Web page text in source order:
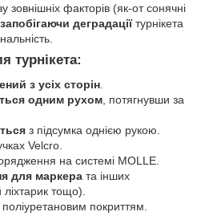
зовнішніх факторів (як-от сонячні
запобігаючи деградаціїтурнікета
турнікета:
з усіх сторін
одним рухом , потягнувши за
з підсумка однією рукою.
Velcro.
на системі MOLLE.
для маркера та інших
тощо).
покриттям.